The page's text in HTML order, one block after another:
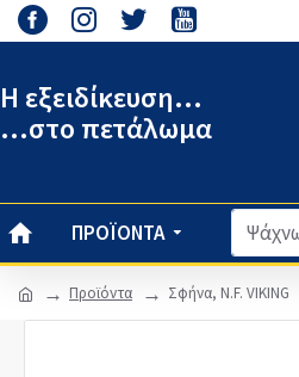
Η εξειδίκευση...
...στο πετάλωμα
ΠΡΟΪΌΝΤΑ
Προϊόντα Σφήνα, Ν.F. VIKING